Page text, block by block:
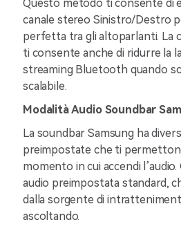
Questo metodo ti consente di
canale stereo Sinistro/Destro
perfetta tra gli altoparlanti. La
ti consente anche di ridurre la
streaming Bluetooth quando
scalabile.
Modalità Audio Soundbar
La soundbar Samsung ha
preimpostate che ti
momento in cui accendi l’audio.
audio preimpostata standard,
dalla sorgente di
ascoltando.